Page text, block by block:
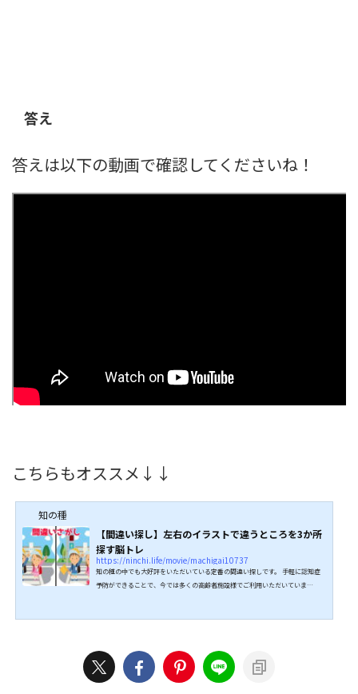
答え
答えは以下の動画で確認してくださいね！
こちらもオススメ↓↓
知の種
【間違い探し】左右のイラストで違うところを3か所
探す脳トレ
https://ninchi.life/movie/machigai10737
知の種の中でも大好評をいただいている定番の間違い探しです。 手軽に認知症
予防ができることで、今では多くの高齢者施設様でご利用いただいていま